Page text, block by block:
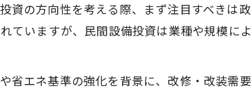
資の方向性を考える際、まず注目すべきは
ていますが、民間設備投資は業種や規模
省エネ基準の強化を背景に、改修・改装需